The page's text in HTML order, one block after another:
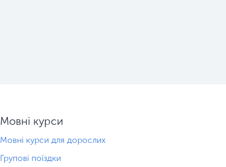
Мовні курси
Мовні курси для дорослих
Групові поїздки